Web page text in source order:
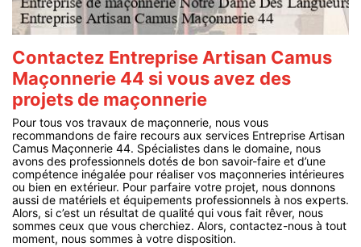
Contactez Entreprise Artisan Camus
Maçonnerie 44 si vous avez des
projets de maçonnerie
Pour tous vos travaux de maçonnerie, nous vous
recommandons de faire recours aux services Entreprise Artisan
Camus Maçonnerie 44. Spécialistes dans le domaine, nous
avons des professionnels dotés de bon savoir-faire et d’une
compétence inégalée pour réaliser vos maçonneries intérieures
ou bien en extérieur. Pour parfaire votre projet, nous donnons
aussi de matériels et équipements professionnels à nos experts.
Alors, si c’est un résultat de qualité qui vous fait rêver, nous
sommes ceux que vous cherchiez. Alors, contactez-nous à tout
moment, nous sommes à votre disposition.